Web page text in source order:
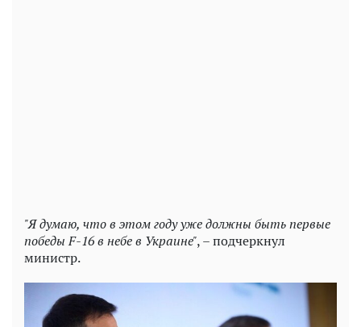
"Я думаю, что в этом году уже должны быть первые
победы F-16 в небе в Украине", – подчеркнул
министр.